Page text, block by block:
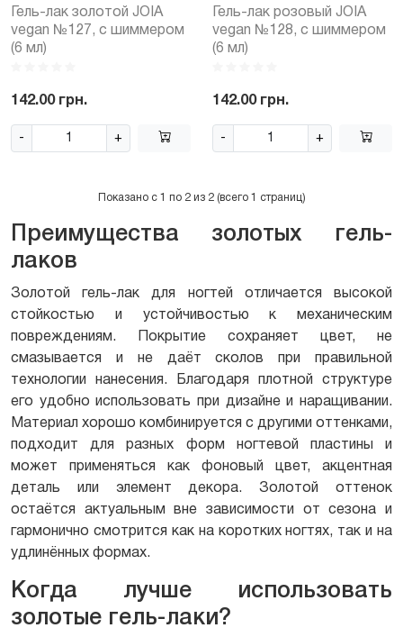
Гель-лак золотой JOIA
vegan №127, с шиммером
(6 мл)
142.00 грн.
- +
Гель-лак розовый JOIA
vegan №128, с шиммером
(6 мл)
142.00 грн.
- +
Показано с 1 по 2 из 2 (всего 1 страниц)
Преимущества золотых гель-
лаков
Золотой гель-лак для ногтей отличается высокой
стойкостью и устойчивостью к механическим
повреждениям. Покрытие сохраняет цвет, не
смазывается и не даёт сколов при правильной
технологии нанесения. Благодаря плотной структуре
его удобно использовать при дизайне и наращивании.
Материал хорошо комбинируется с другими оттенками,
подходит для разных форм ногтевой пластины и
может применяться как фоновый цвет, акцентная
деталь или элемент декора. Золотой оттенок
остаётся актуальным вне зависимости от сезона и
гармонично смотрится как на коротких ногтях, так и на
удлинённых формах.
Когда лучше использовать
золотые гель-лаки?